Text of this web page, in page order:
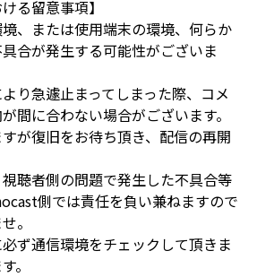
る留意事項】
、または使用端末の環境、何らか
合が発生する可能性がございま
り急遽止まってしまった際、コメ
間に合わない場合がございます。
が復旧をお待ち頂き、配信の再開
聴者側の問題で発生した不具合等
側では責任を負い兼ねますので
。
ず通信環境をチェックして頂きま
。